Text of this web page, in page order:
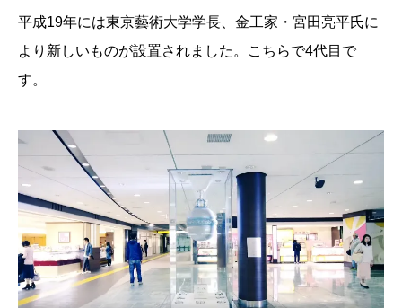
平成19年には東京藝術大学学長、金工家・宮田亮平氏に
より新しいものが設置されました。こちらで4代目で
す。